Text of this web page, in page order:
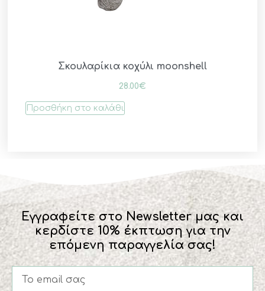
Σκουλαρίκια κοχύλι moonshell
28.00€
Προσθήκη στο καλάθι
Εγγραφείτε στο Newsletter μας και
κερδίστε 10% έκπτωση για την
επόμενη παραγγελία σας!